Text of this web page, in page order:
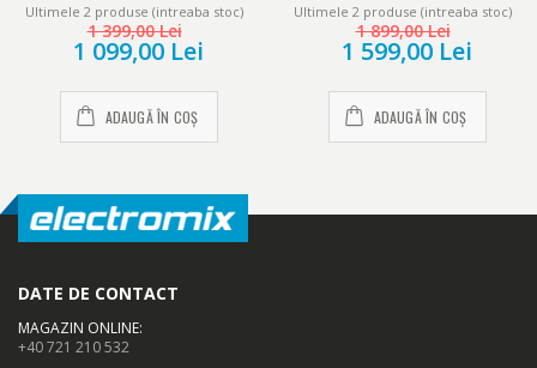
eficienta ridicata, Timer, 50
cm, Alb
Ultimele 2 produse (intreaba stoc)
1 399,00 Lei
1 099,00 Lei
ADAUGĂ ÎN COȘ
Ultimele 2 produse (intreaba stoc)
1 899,00 Lei
1 599,00 Lei
ADAUGĂ ÎN COȘ
DATE DE CONTACT
MAGAZIN ONLINE:
+40 721 210 532